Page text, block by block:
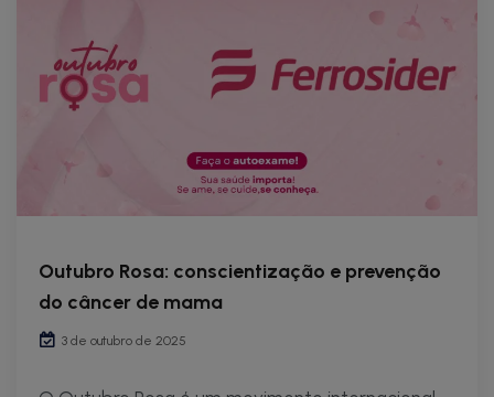
Outubro Rosa: conscientização e prevenção
do câncer de mama
3 de outubro de 2025